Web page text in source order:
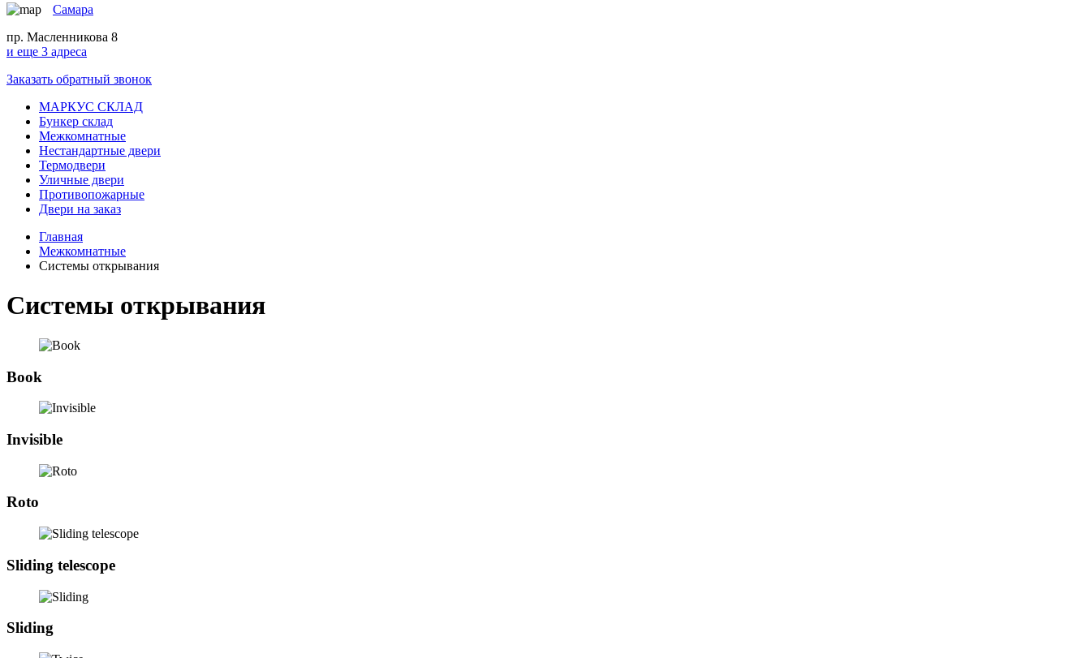
Самара
пр. Масленникова 8
и еще 3 адреса
Заказать обратный звонок
МАРКУС СКЛАД
Бункер склад
Межкомнатные
Нестандартные двери
Термодвери
Уличные двери
Противопожарные
Двери на заказ
Главная
Межкомнатные
Системы открывания
Системы открывания
Book
Invisible
Roto
Sliding telescope
Sliding